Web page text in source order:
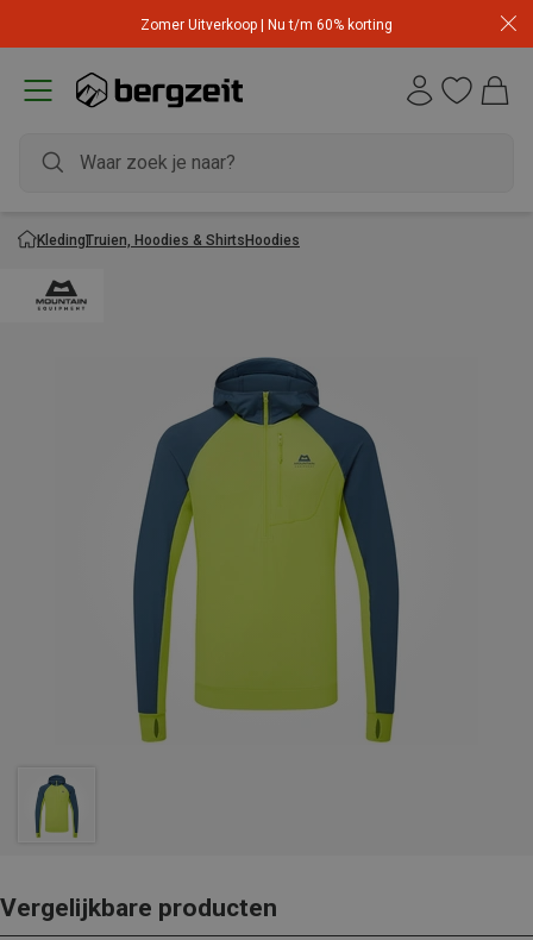
Zomer Uitverkoop | Nu t/m 60% korting
KledingTruien, Hoodies & ShirtsHoodies
Vergelijkbare producten